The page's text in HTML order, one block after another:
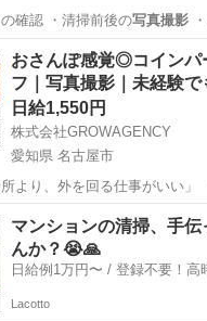
確認 ・清掃前後の写真撮影・
清掃 Web
おさんぽ感覚◎コインパ
フ｜写真撮影｜未経験
日給1,550円
株式会社GROWAGENCY
愛知県 名古屋市
所より、外を回る仕事がいい」
おすすめ。 お任せするのは、街中の駐車
ングを回って、 🔸料金看板
市 スタッフ
マンションの清掃、手
んか？😭🙏
日給例1万円〜 / 登録
Lacotto